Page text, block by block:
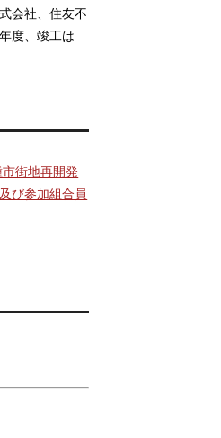
会社、住友不
度、竣工は
街地再開発
び参加組合員